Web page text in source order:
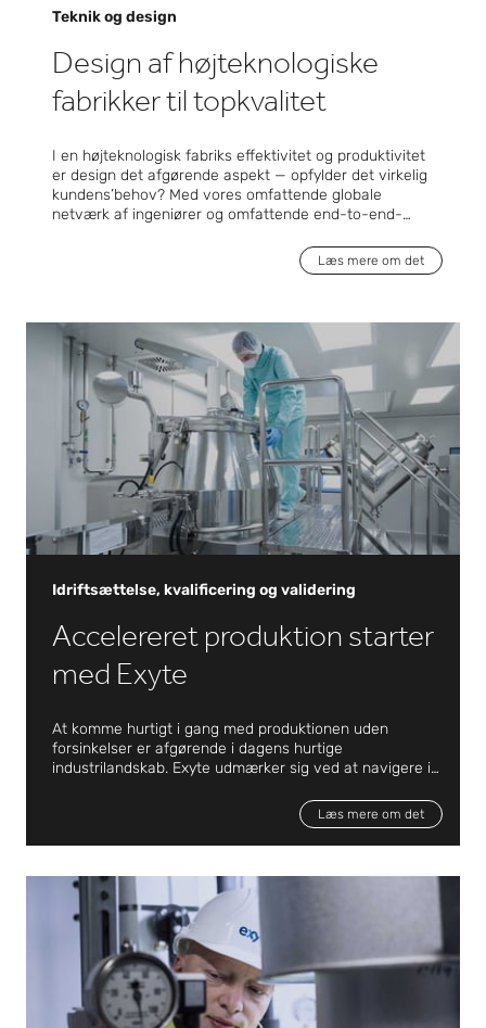
Teknik og design
Design af højteknologiske
fabrikker til topkvalitet
I en højteknologisk fabriks effektivitet og produktivitet
er design det afgørende aspekt — opfylder det virkelig
kundens’behov? Med vores omfattende globale
netværk af ingeniører og omfattende end-to-end-
det. Det, der kendetegner os, er vores evne til at udvikle
faciliteter, der ikke bare opfylder, men overgår vores
produktionsopsætninger. Fra grundlæggende og
detaljeret ingeniørarbejde til omkostningseffektiv
optimering og leverandørevalueringer leverer Exyte en
omfattende servicepakke, der er skræddersyet præcist
til vores kunders specifikationer.
Læs mere om det
Idriftsættelse, kvalificering og validering
Idriftsættelse, kvalificering og validering
Accelereret produktion starter
med Exyte
At komme hurtigt i gang med produktionen uden
forsinkelser er afgørende i dagens hurtige
industrilandskab. Exyte udmærker sig ved at navigere i
følge af stigende automatisering, nye Industri 4.0-
Læs mere om det